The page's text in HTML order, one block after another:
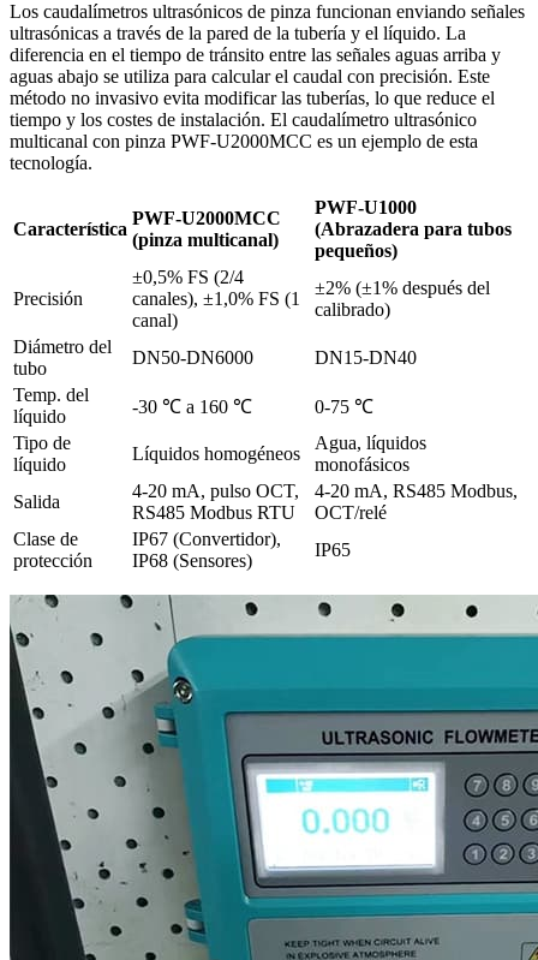
Los caudalímetros ultrasónicos de pinza funcionan enviando señales
ultrasónicas a través de la pared de la tubería y el líquido. La
diferencia en el tiempo de tránsito entre las señales aguas arriba y
aguas abajo se utiliza para calcular el caudal con precisión. Este
método no invasivo evita modificar las tuberías, lo que reduce el
tiempo y los costes de instalación. El caudalímetro ultrasónico
multicanal con pinza PWF-U2000MCC es un ejemplo de esta
tecnología.
Característica
PWF-U2000MCC
(pinza multicanal)
PWF-U1000
(Abrazadera para tubos
pequeños)
Precisión
±0,5% FS (2/4
canales), ±1,0% FS (1
canal)
±2% (±1% después del
calibrado)
Diámetro del
tubo
DN50-DN6000
DN15-DN40
Temp. del
líquido
-30 ℃ a 160 ℃
0-75 ℃
Tipo de
líquido
Líquidos homogéneos
Agua, líquidos
monofásicos
Salida
4-20 mA, pulso OCT,
RS485 Modbus RTU
4-20 mA, RS485 Modbus,
OCT/relé
Clase de
protección
IP67 (Convertidor),
IP68 (Sensores)
IP65